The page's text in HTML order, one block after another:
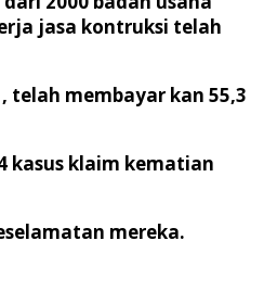
jasa kontruksi telah
telah membayar kan 55,3
kasus klaim kematian
mereka.